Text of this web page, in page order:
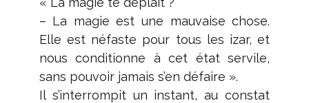
– La magie est une mauvaise chose.
Elle est néfaste pour tous les izar, et
nous conditionne à cet état servile,
sans pouvoir jamais s’en défaire ».
Il s’interrompit un instant, au constat